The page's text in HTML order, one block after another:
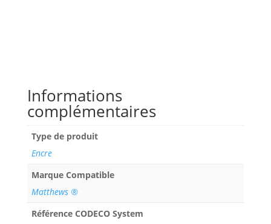
Informations
complémentaires
Type de produit
Encre
Marque Compatible
Matthews ®
Référence CODECO System